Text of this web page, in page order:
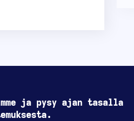
ja pysy ajan tasalla